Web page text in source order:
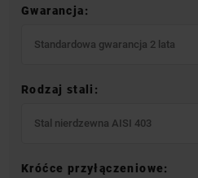
Gwarancja:
Standardowa gwarancja 2 lata
Rodzaj stali:
Stal nierdzewna AISI 403
Króćce przyłączeniowe: